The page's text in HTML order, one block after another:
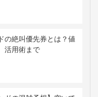
の絶叫優先券とは？値
活用術まで